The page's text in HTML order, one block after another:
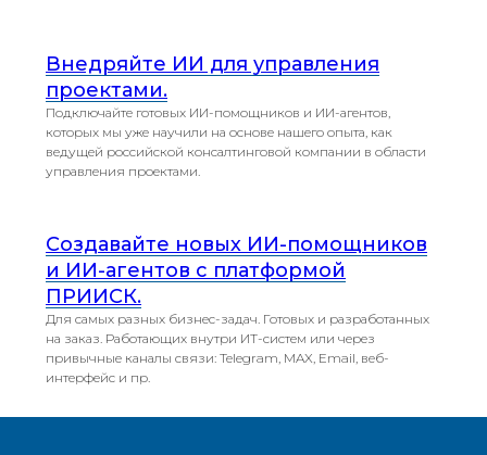
Внедряйте ИИ для управления
проектами.
Подключайте готовых ИИ-помощников и ИИ-агентов,
которых мы уже научили на основе нашего опыта, как
ведущей российской консалтинговой компании в области
управления проектами.
Создавайте новых ИИ-помощников
и ИИ-агентов с платформой
ПРИИСК.
Для самых разных бизнес-задач. Готовых и разработанных
на заказ. Работающих внутри ИТ-систем или через
привычные каналы связи: Telegram, MAX, Email, веб-
интерфейс и пр.